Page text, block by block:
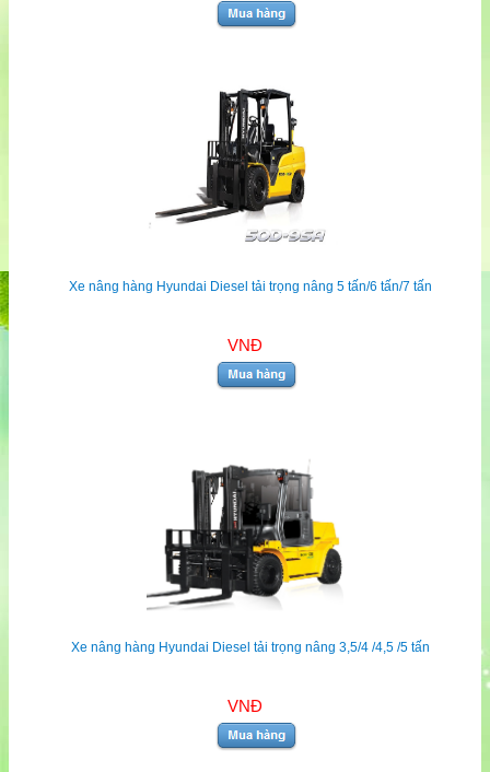
Xe nâng hàng Hyundai Diesel tải trọng nâng 5 tấn/6 tấn/7 tấn
VNĐ
Xe nâng hàng Hyundai Diesel tải trọng nâng 3,5/4 /4,5 /5 tấn
VNĐ